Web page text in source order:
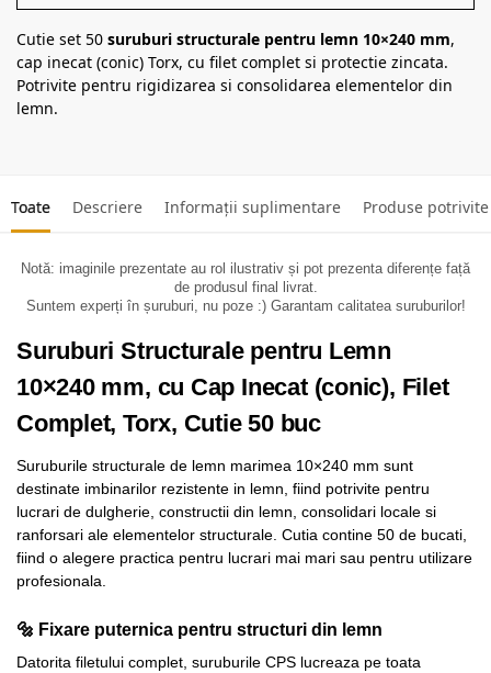
Cutie set 50 suruburi structurale pentru lemn 10×240 mm,
cap inecat (conic) Torx, cu filet complet si protectie zincata.
Potrivite pentru rigidizarea si consolidarea elementelor din
lemn.
Toate Descriere Informații suplimentare Produse potrivite
Notă: imaginile prezentate au rol ilustrativ și pot prezenta diferențe față
de produsul final livrat.
Suntem experți în șuruburi, nu poze :) Garantam calitatea suruburilor!
Suruburi Structurale pentru Lemn
10×240 mm, cu Cap Inecat (conic), Filet
Complet, Torx, Cutie 50 buc
Suruburile structurale de lemn marimea 10×240 mm sunt
destinate imbinarilor rezistente in lemn, fiind potrivite pentru
lucrari de dulgherie, constructii din lemn, consolidari locale si
ranforsari ale elementelor structurale. Cutia contine 50 de bucati,
fiind o alegere practica pentru lucrari mai mari sau pentru utilizare
profesionala.
🔩 Fixare puternica pentru structuri din lemn
Datorita filetului complet, suruburile CPS lucreaza pe toata